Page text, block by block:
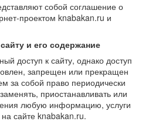
собой соглашение о
проектом knabakan.ru и
и его содержание
доступ к сайту, однако доступ
запрещен или прекращен
за собой право периодически
приостанавливать или
любую информацию, услуги
сайте knabakan.ru.